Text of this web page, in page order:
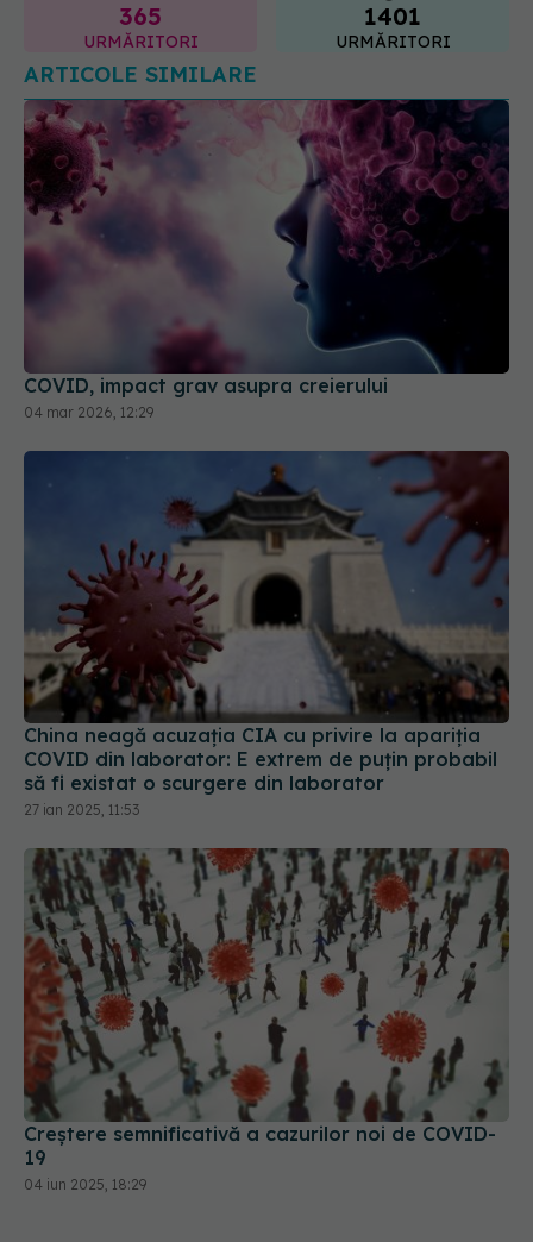
365
URMĂRITORI
1401
URMĂRITORI
ARTICOLE SIMILARE
COVID, impact grav asupra creierului
04 mar 2026, 12:29
China neagă acuzația CIA cu privire la apariția
COVID din laborator: E extrem de puţin probabil
să fi existat o scurgere din laborator
27 ian 2025, 11:53
Creștere semnificativă a cazurilor noi de COVID-
19
04 iun 2025, 18:29